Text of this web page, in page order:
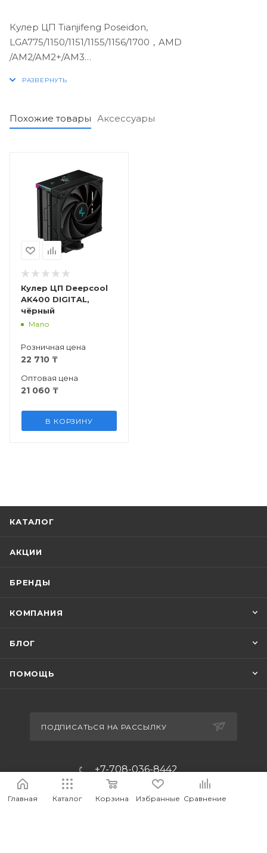
Кулер ЦП Tianjifeng Poseidon,
LGA775/1150/1151/1155/1156/1700，AMD
/AM2/AM2+/AM3
бесшумным и простым в установке.
Похожие товары Аксессуары
Кулер ЦП Deepcool
AK400 DIGITAL,
чёрный
Мало
Розничная цена
22 710 ₸
Оптовая цена
21 060 ₸
В КОРЗИНУ
КАТАЛОГ
АКЦИИ
БРЕНДЫ
КОМПАНИЯ
БЛОГ
ПОМОЩЬ
ПОДПИСАТЬСЯ НА РАССЫЛКУ
+7-708-036-8442
m_forwork@mail.ru
Главная Каталог Корзина Избранные Сравнение